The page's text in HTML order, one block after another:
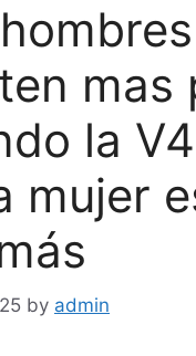
mas
la
mujer
by admin